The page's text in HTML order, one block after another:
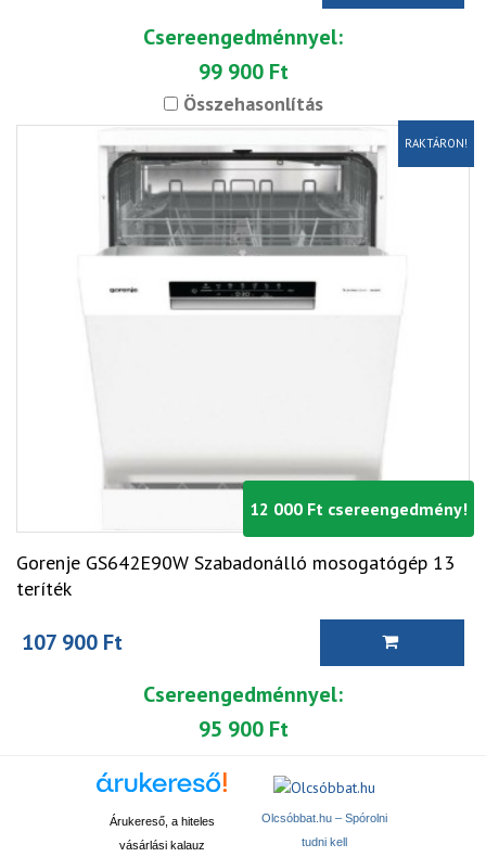
Csereengedménnyel:
99 900 Ft
Összehasonlítás
12 000 Ft csereengedmény!
RAKTÁRON!
Gorenje GS642E90W Szabadonálló mosogatógép 13
teríték
107 900 Ft
Csereengedménnyel:
95 900 Ft
Árukereső, a hiteles
vásárlási kalauz
Olcsóbbat.hu – Spórolni
tudni kell